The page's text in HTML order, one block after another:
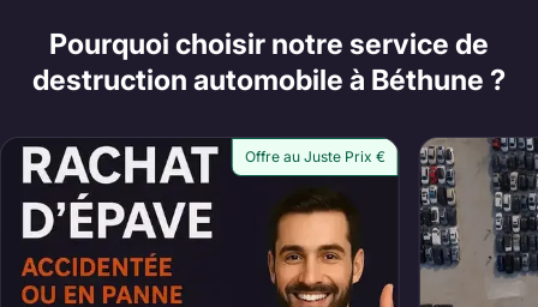
Pourquoi choisir notre service de
destruction automobile à Béthune ?
Offre au Juste Prix €